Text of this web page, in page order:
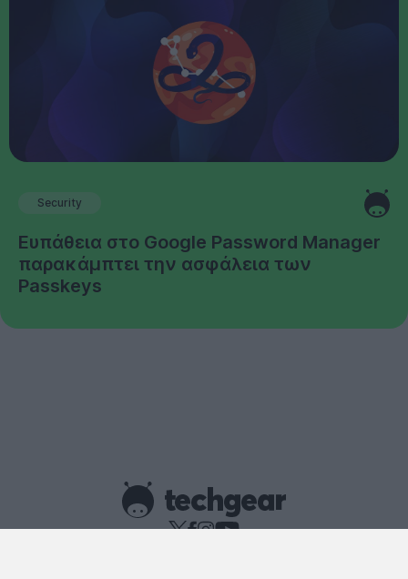
Security
Ευπάθεια στο Google Password Manager
παρακάμπτει την ασφάλεια των
Passkeys